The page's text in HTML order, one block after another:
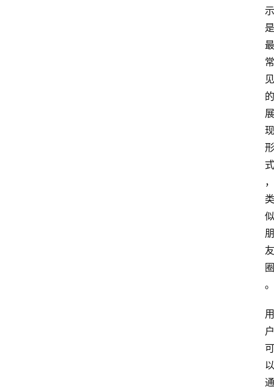
示
是
最
常
见
的
展
现
形
式
，
类
似
朋
友
圈
。
用
户
可
以
通